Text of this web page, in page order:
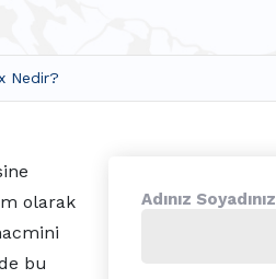
Nedir?
olarak
bu
Adınız Soyadınız